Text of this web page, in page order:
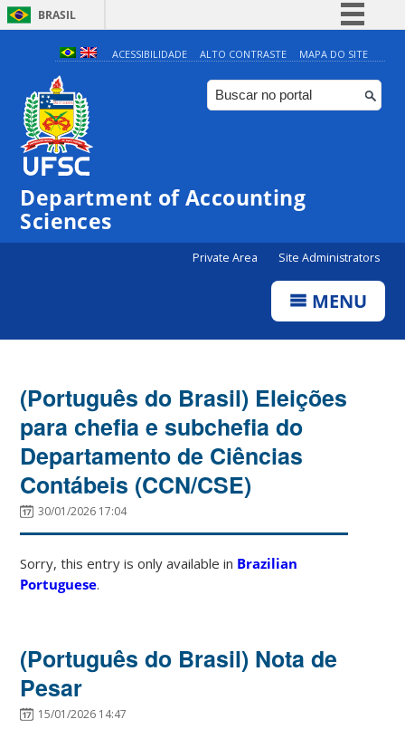
BRASIL
Simplifique!
Comunica BR
Participe
Canais
ACESSIBILIDADE ALTO CONTRASTE MAPA DO SITE
Department of Accounting
Sciences
Private Area Site Administrators
MENU
(Português do Brasil) Eleições
para chefia e subchefia do
Departamento de Ciências
Contábeis (CCN/CSE)
30/01/2026 17:04
Sorry, this entry is only available in Brazilian
Portuguese.
(Português do Brasil) Nota de
Pesar
15/01/2026 14:47